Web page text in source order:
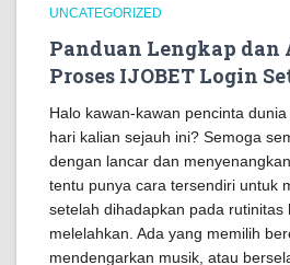
UNCATEGORIZED
Panduan Lengkap
Proses IJOBET Login
Halo kawan-kawan pencinta
hari kalian sejauh ini? Semoga
dengan lancar dan
tentu punya cara tersendiri untuk
setelah dihadapkan pada rutinitas
melelahkan. Ada yang memilih
mendengarkan musik, atau